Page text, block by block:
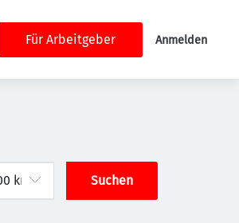
Für Arbeitgeber Anmelden
Suchen